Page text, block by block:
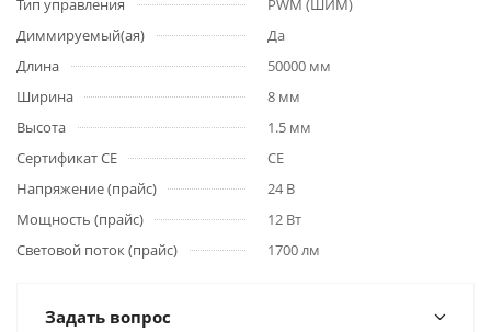
Тип управления
PWM (ШИМ)
Диммируемый(ая)
Да
Длина
50000 мм
Ширина
8 мм
Высота
1.5 мм
Сертификат CE
CE
Напряжение (прайс)
24 В
Мощность (прайс)
12 Вт
Световой поток (прайс)
1700 лм
Задать вопрос